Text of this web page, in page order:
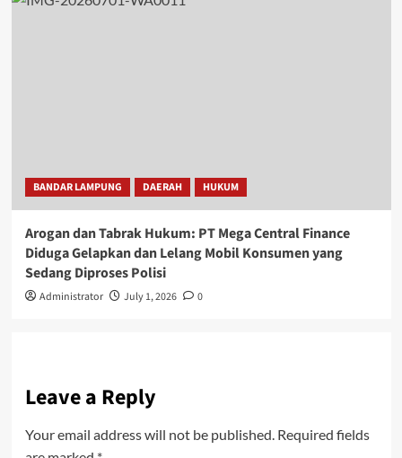
BANDAR LAMPUNG DAERAH HUKUM
Arogan dan Tabrak Hukum: PT Mega Central Finance
Diduga Gelapkan dan Lelang Mobil Konsumen yang
Sedang Diproses Polisi
Administrator July 1, 2026 0
Leave a Reply
Your email address will not be published. Required fields